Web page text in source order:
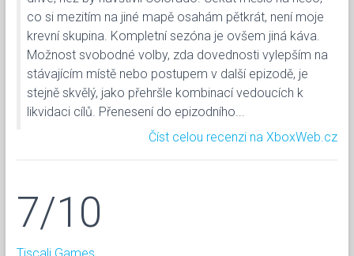
co si mezitím na jiné mapě osahám pětkrát, není moje
krevní skupina. Kompletní sezóna je ovšem jiná káva.
Možnost svobodné volby, zda dovednosti vylepším na
stávajícím místě nebo postupem v další epizodě, je
stejně skvělý, jako přehršle kombinací vedoucích k
likvidaci cílů. Přenesení do epizodního...
Číst celou recenzi na XboxWeb.cz
7/10
Tiscali Games